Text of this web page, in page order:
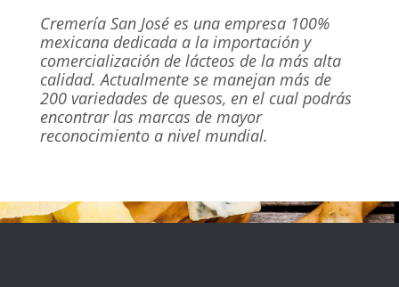
Cremería San José es una empresa 100%
mexicana dedicada a la importación y
comercialización de lácteos de la más alta
calidad. Actualmente se manejan más de
200 variedades de quesos, en el cual podrás
encontrar las marcas de mayor
reconocimiento a nivel mundial.